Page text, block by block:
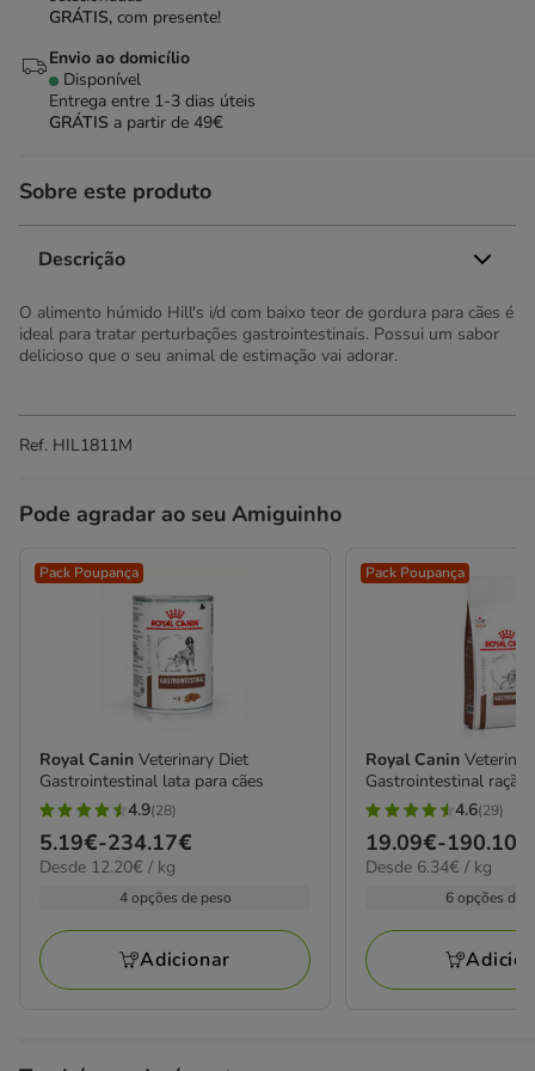
GRÁTIS, com presente!
Envio ao domicílio
Disponível
Entrega entre 1-3 dias úteis
GRÁTIS a partir de 49€
Sobre este produto
Descrição
O alimento húmido Hill's i/d com baixo teor de gordura para cães é
ideal para tratar perturbações gastrointestinais. Possui um sabor
delicioso que o seu animal de estimação vai adorar.
Ref. HIL1811M
Pode agradar ao seu Amiguinho
Pack Poupança
Royal Canin Veterinary Diet
Gastrointestinal lata para cães
4.9
estrelas
com
avaliações
4.9(28)
Preço
de
234.17€
5.19€-234.17€
12.20€
Desde 12.20€ / kg
4 opções de peso
Adicionar
Pack Poupança
Royal Canin
Gastrointestinal ração
4.6
estrelas
com
avaliações
4.6(29)
Preço
de
190.10€
19.09€-190.10€
6.34€
Desde 6.34€ / kg
6 opções de